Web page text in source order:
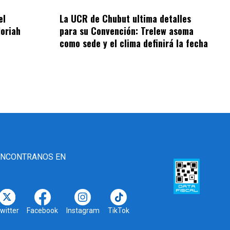
La UCR de Chubut ultima detalles
para su Convención: Trelew asoma
como sede y el clima definirá la fecha
EN
Facebook Instagram TikTok